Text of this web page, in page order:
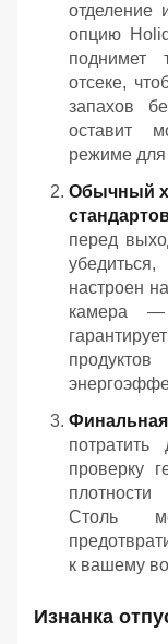
отделение
опцию
поднимет
отсеке,
запахов
оставит
режиме для
Обычный
перед
настроен
камера
проверку
Столь
к вашему
Изнанка